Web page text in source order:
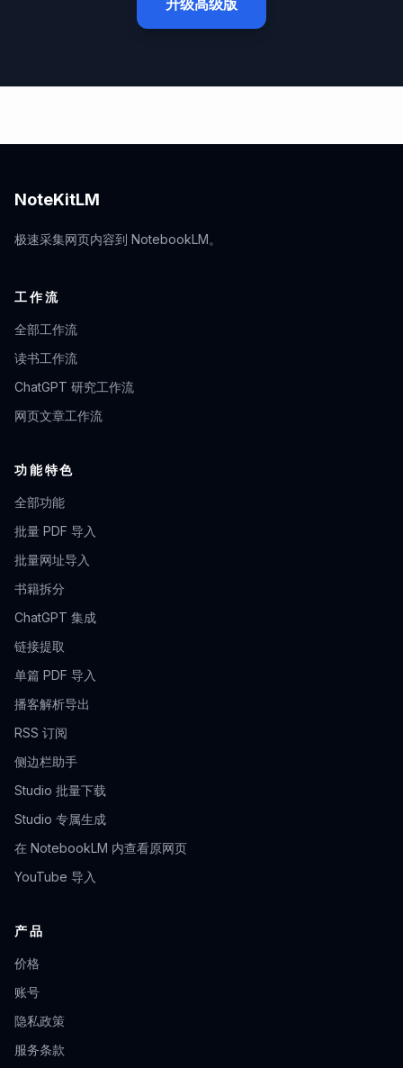
升级高级版
NoteKitLM
极速采集网页内容到 NotebookLM。
工作流
全部工作流
读书工作流
ChatGPT 研究工作流
网页文章工作流
功能特色
全部功能
批量 PDF 导入
批量网址导入
书籍拆分
ChatGPT 集成
链接提取
单篇 PDF 导入
播客解析导出
RSS 订阅
侧边栏助手
Studio 批量下载
Studio 专属生成
在 NotebookLM 内查看原网页
YouTube 导入
产品
价格
账号
隐私政策
服务条款